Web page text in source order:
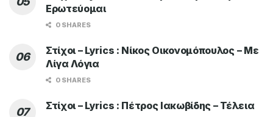
Ερωτεύομαι
0 SHARES
Στίχοι – Lyrics : Νίκος Οικονομόπουλος – Με
Λίγα Λόγια
0 SHARES
Στίχοι – Lyrics : Πέτρος Ιακωβίδης – Τέλεια